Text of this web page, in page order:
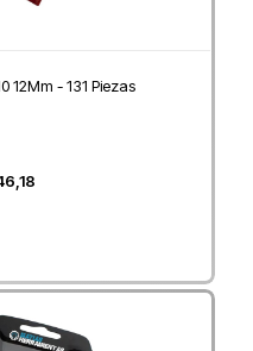
12Mm - 131 Piezas